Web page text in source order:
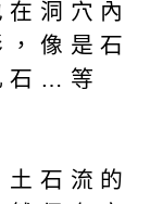
洞穴內
像是石
石…等
石流的